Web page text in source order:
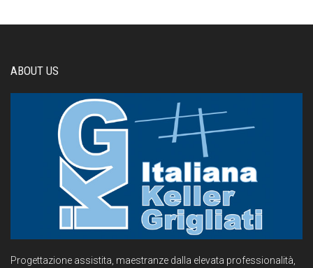
ABOUT US
Progettazione assistita, maestranze dalla elevata professionalità,